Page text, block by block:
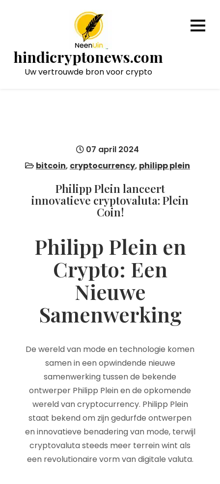
hindicryptonews.com
Uw vertrouwde bron voor crypto
07 april 2024
bitcoin, cryptocurrency, philipp plein
Philipp Plein lanceert
innovatieve cryptovaluta: Plein
Coin!
Philipp Plein en
Crypto: Een
Nieuwe
Samenwerking
De wereld van mode en technologie komen
samen in een opwindende nieuwe
samenwerking tussen de bekende
ontwerper Philipp Plein en de opkomende
wereld van cryptocurrency. Philipp Plein
staat bekend om zijn gedurfde ontwerpen
en innovatieve benadering van mode, terwijl
cryptovaluta steeds meer terrein wint als
een revolutionaire vorm van digitale valuta.